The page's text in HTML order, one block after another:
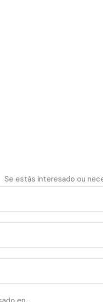
Se estás interesado ou